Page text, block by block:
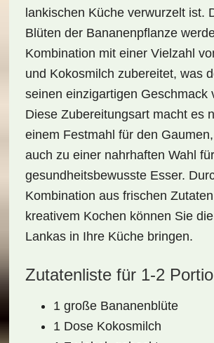
lankischen Küche verwurzelt ist.
Blüten der Bananenpflanze
Kombination mit einer Vielzahl
und Kokosmilch zubereitet, was
seinen einzigartigen Geschmack
Diese Zubereitungsart macht es
einem Festmahl für den
auch zu einer nahrhaften Wahl für
gesundheitsbewusste Esser.
Kombination aus frischen
kreativem Kochen können Sie
Lankas in Ihre Küche bringen.
Zutatenliste für 1-2
1 große Bananenblüte
1 Dose Kokosmilch